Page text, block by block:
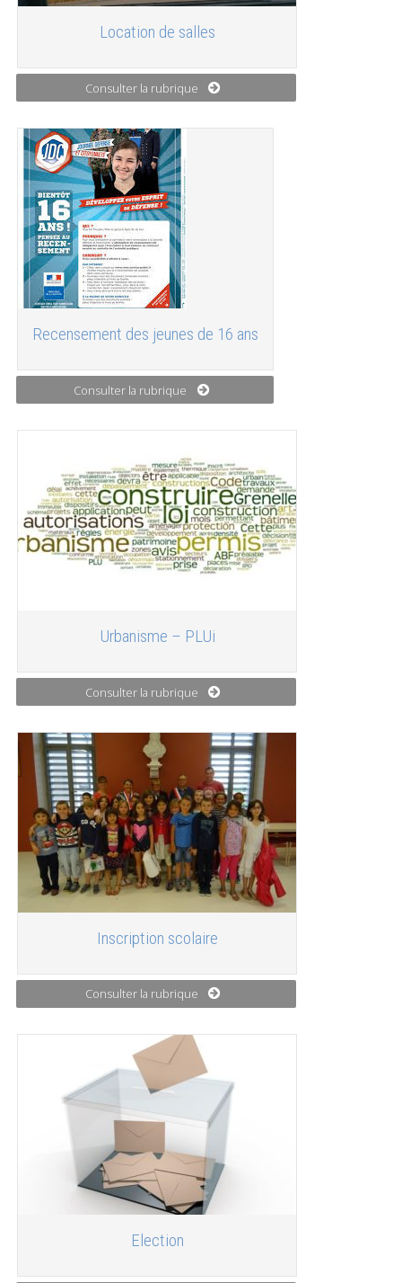
Location de salles
Consulter la rubrique
Recensement des jeunes de 16 ans
Consulter la rubrique
Urbanisme – PLUi
Consulter la rubrique
Inscription scolaire
Consulter la rubrique
Election